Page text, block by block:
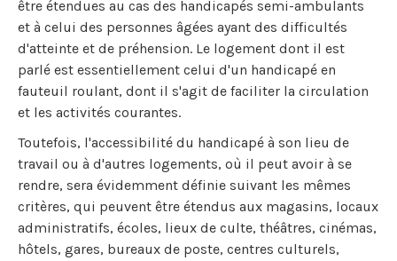
être étendues au cas des handicapés semi-ambulants
et à celui des personnes âgées ayant des difficultés
d'atteinte et de préhension. Le logement dont il est
parlé est essentiellement celui d'un handicapé en
fauteuil roulant, dont il s'agit de faciliter la circulation
et les activités courantes.
Toutefois, l'accessibilité du handicapé à son lieu de
travail ou à d'autres logements, où il peut avoir à se
rendre, sera évidemment définie suivant les mêmes
critères, qui peuvent être étendus aux magasins, locaux
administratifs, écoles, lieux de culte, théâtres, cinémas,
hôtels, gares, bureaux de poste, centres culturels,